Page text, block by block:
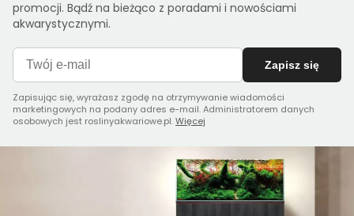
promocji. Bądź na bieżąco z poradami i nowościami
akwarystycznymi.
Zapisz się
Zapisując się, wyrażasz zgodę na otrzymywanie wiadomości
marketingowych na podany adres e-mail. Administratorem danych
osobowych jest roslinyakwariowe.pl.Więcej